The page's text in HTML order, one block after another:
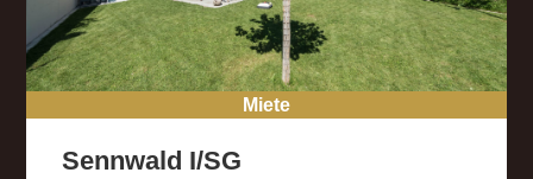
Miete
Sennwald I/SG